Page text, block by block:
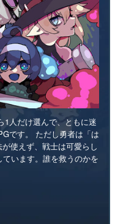
1人だけ選んで、ともに迷
です。 ただし勇者は「は
使えず、戦士は可愛らし
います。誰を救うのかを